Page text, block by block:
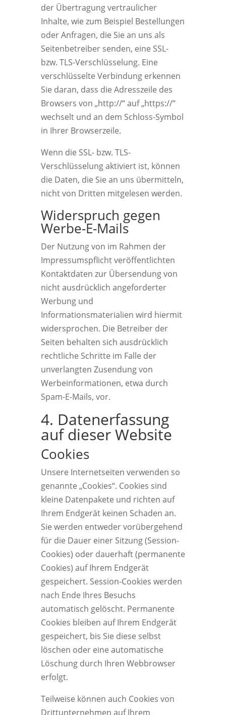
der Übertragung vertraulicher
Inhalte, wie zum Beispiel Bestellungen
oder Anfragen, die Sie an uns als
Seitenbetreiber senden, eine SSL-
bzw. TLS-Verschlüsselung. Eine
verschlüsselte Verbindung erkennen
Sie daran, dass die Adresszeile des
Browsers von „http://“ auf „https://“
wechselt und an dem Schloss-Symbol
in Ihrer Browserzeile.
Wenn die SSL- bzw. TLS-
Verschlüsselung aktiviert ist, können
die Daten, die Sie an uns übermitteln,
nicht von Dritten mitgelesen werden.
Widerspruch gegen
Werbe-E-Mails
Der Nutzung von im Rahmen der
Impressumspflicht veröffentlichten
Kontaktdaten zur Übersendung von
nicht ausdrücklich angeforderter
Werbung und
Informationsmaterialien wird hiermit
widersprochen. Die Betreiber der
Seiten behalten sich ausdrücklich
rechtliche Schritte im Falle der
unverlangten Zusendung von
Werbeinformationen, etwa durch
Spam-E-Mails, vor.
4. Datenerfassung
auf dieser Website
Cookies
Unsere Internetseiten verwenden so
genannte „Cookies“. Cookies sind
kleine Datenpakete und richten auf
Ihrem Endgerät keinen Schaden an.
Sie werden entweder vorübergehend
für die Dauer einer Sitzung (Session-
Cookies) oder dauerhaft (permanente
Cookies) auf Ihrem Endgerät
gespeichert. Session-Cookies werden
nach Ende Ihres Besuchs
automatisch gelöscht. Permanente
Cookies bleiben auf Ihrem Endgerät
gespeichert, bis Sie diese selbst
löschen oder eine automatische
Löschung durch Ihren Webbrowser
erfolgt.
Teilweise können auch Cookies von
Drittunternehmen auf Ihrem